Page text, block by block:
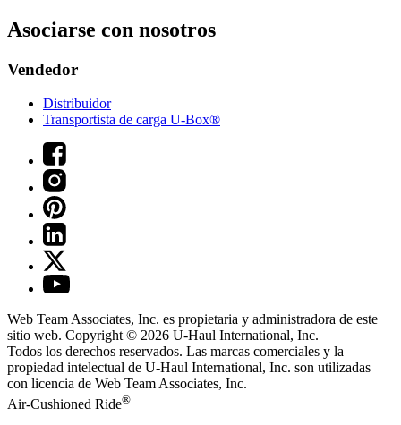
Asociarse con nosotros
Vendedor
Distribuidor
Transportista de carga U-Box®
Web Team Associates, Inc. es propietaria y administradora de este
sitio web. Copyright © 2026 U-Haul International, Inc.
Todos los derechos reservados. Las marcas comerciales y la
propiedad intelectual de U-Haul International, Inc. son utilizadas
con licencia de Web Team Associates, Inc.
Air-Cushioned Ride®